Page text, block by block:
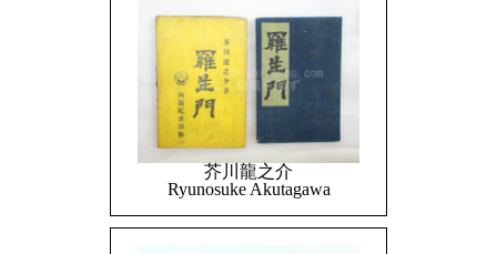
芥川龍之介
Ryunosuke Akutagawa